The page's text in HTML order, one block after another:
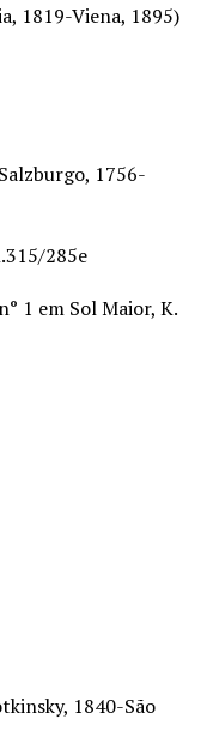
1819-Viena, 1895)
1756-
285e
1 em Sol Maior, K.
1840-São